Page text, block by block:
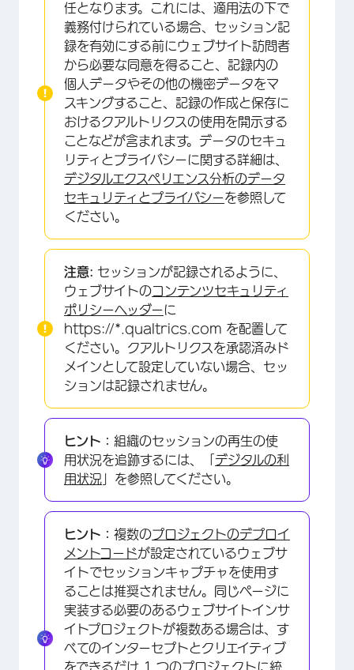
×
任となります。これには、適用法の下で
義務付けられている場合、セッション記
録を有効にする前にウェブサイト訪問者
から必要な同意を得ること、記録内の
個人データやその他の機密データをマ
スキングすること、記録の作成と保存に
おけるクアルトリクスの使用を開示する
ことなどが含まれます。データのセキュ
リティとプライバシーに関する詳細は、
デジタルエクスペリエンス分析のデータ
セキュリティとプライバシーを参照して
ください。
注意: セッションが記録されるように、
ウェブサイトのコンテンツセキュリティ
ポリシーヘッダーに
https://*.qualtrics.com を配置して
ください。クアルトリクスを承認済みド
メインとして設定していない場合、セッ
ションは記録されません。
ヒント： 組織のセッションの再生の使
用状況を追跡するには、「 デジタルの利
用状況 」を参照してください。
ヒント： 複数のプロジェクトのデプロイ
メントコードが設定されているウェブサ
イトでセッションキャプチャを使用す
ることは推奨されません。同じページに
実装する必要のあるウェブサイトインサ
イトプロジェクトが複数ある場合は、す
べてのインターセプトとクリエイティブ
をできるだけ 1 つのプロジェクトに統